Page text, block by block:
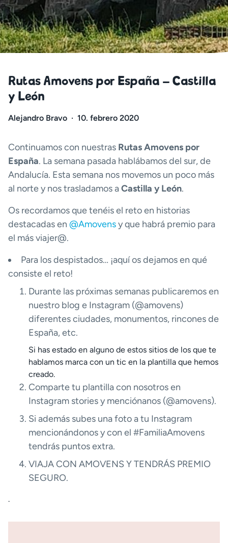
Rutas Amovens por España – Castilla
y León
Alejandro Bravo · 10. febrero 2020
Continuamos con nuestras Rutas Amovens por
España. La semana pasada hablábamos del sur, de
Andalucía. Esta semana nos movemos un poco más
al norte y nos trasladamos aCastilla y León.
Os recordamos que tenéis el reto en historias
destacadas en @Amovensy que habrá premio para
el más viajer@.
Para los despistados… ¡aquí os dejamos en qué
consiste el reto!
Durante las próximas semanas publicaremos en
nuestro blog e Instagram (@amovens)
diferentes ciudades, monumentos, rincones de
España, etc.
Si has estado en alguno de estos sitios de los que te
hablamos marca con un tic en la plantilla que hemos
creado.
Comparte tu plantilla con nosotros en
Instagram stories y menciónanos (@amovens).
Si además subes una foto a tu Instagram
mencionándonos y con el #FamiliaAmovens
tendrás puntos extra.
VIAJA CON AMOVENS Y TENDRÁS PREMIO
SEGURO.
.